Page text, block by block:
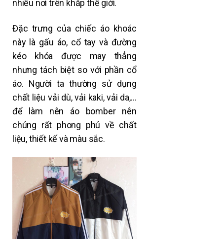
nhiều nơi trên khắp thế giới.
Đặc trưng của chiếc áo khoác
này là gấu áo, cổ tay và đường
kéo khóa được may thẳng
nhưng tách biệt so với phần cổ
áo. Người ta thường sử dụng
chất liệu vải dù, vải kaki, vải da,…
để làm nên áo bomber nên
chúng rất phong phú về chất
liệu, thiết kế và màu sắc.